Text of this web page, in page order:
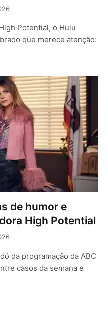
Potential, o Hulu
que merece atenção:
de humor e
High Potential
da programação da ABC
casos da semana e